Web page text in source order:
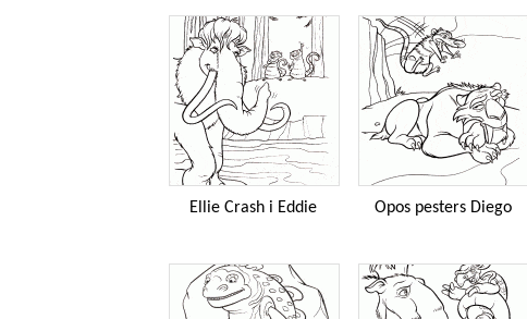
Ellie Crash i Eddie Opos pesters Diego